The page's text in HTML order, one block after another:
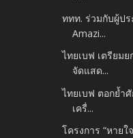
ททท. ร่วมกับผู้ปร
Amazi...
ไทยเบฟ เตรียม
จัดแสด...
ไทยเบฟ ตอกย้ำ
เครื่...
โครงการ “หาย